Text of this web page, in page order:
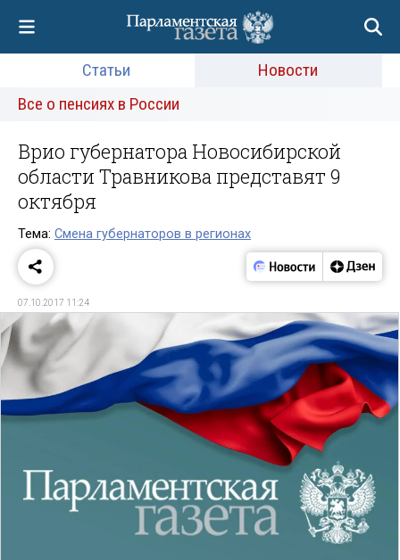
Статьи
Новости
Все о пенсиях в России
Врио губернатора Новосибирской
области Травникова представят 9
октября
Тема: Смена губернаторов в регионах
07.10.2017 11:24